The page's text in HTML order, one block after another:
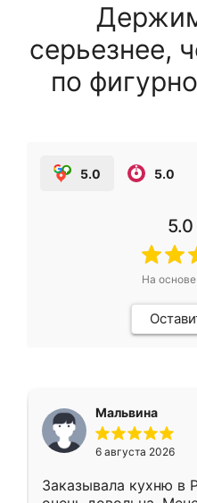
серьезнее,
по
5.0 5.0
5.0
На основе
Мальвина
6 августа 2026
Заказывала кухню в